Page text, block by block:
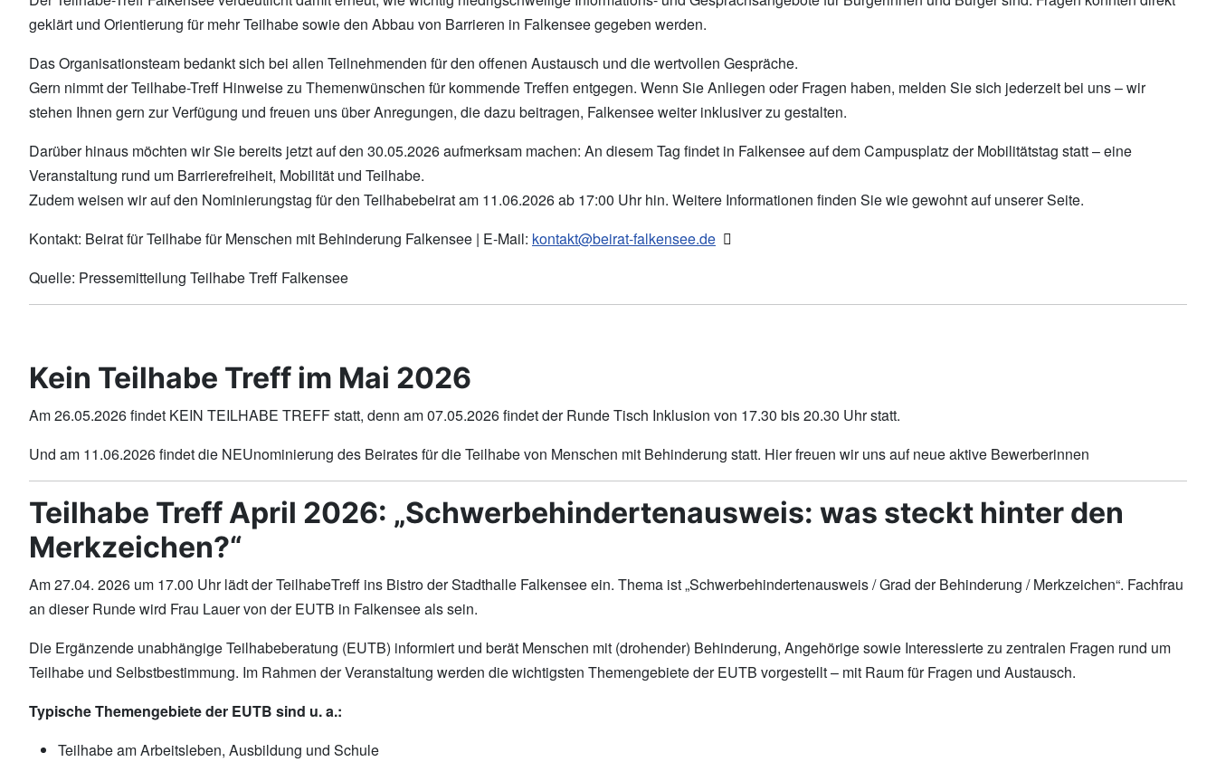
geklärt und Orientierung für mehr Teilhabe sowie den Abbau von Barrieren in Falkensee gegeben werden.
Das Organisationsteam bedankt sich bei allen Teilnehmenden für den offenen Austausch und die wertvollen Gespräche.
Gern nimmt der Teilhabe-Treff Hinweise zu Themenwünschen für kommende Treffen entgegen. Wenn Sie Anliegen oder Fragen haben, melden Sie sich jederzeit bei uns – wir
stehen Ihnen gern zur Verfügung und freuen uns über Anregungen, die dazu beitragen, Falkensee weiter inklusiver zu gestalten.
Darüber hinaus möchten wir Sie bereits jetzt auf den 30.05.2026 aufmerksam machen: An diesem Tag findet in Falkensee auf dem Campusplatz der Mobilitätstag statt – eine
Veranstaltung rund um Barrierefreiheit, Mobilität und Teilhabe.
Zudem weisen wir auf den Nominierungstag für den Teilhabebeirat am 11.06.2026 ab 17:00 Uhr hin. Weitere Informationen finden Sie wie gewohnt auf unserer Seite.
Kontakt: Beirat für Teilhabe für Menschen mit Behinderung Falkensee | E-Mail: kontakt@beirat-falkensee.de
Quelle: Pressemitteilung Teilhabe Treff Falkensee
Kein Teilhabe Treff im Mai 2026
Am 26.05.2026 findet KEIN TEILHABE TREFF statt, denn am 07.05.2026 findet der Runde Tisch Inklusion von 17.30 bis 20.30 Uhr statt.
Und am 11.06.2026 findet die NEUnominierung des Beirates für die Teilhabe von Menschen mit Behinderung statt. Hier freuen wir uns auf neue aktive Bewerberinnen
Teilhabe Treff April 2026: „Schwerbehindertenausweis: was steckt hinter den
Merkzeichen?“
Am 27.04. 2026 um 17.00 Uhr lädt der TeilhabeTreff ins Bistro der Stadthalle Falkensee ein. Thema ist „Schwerbehindertenausweis / Grad der Behinderung / Merkzeichen“. Fachfrau
an dieser Runde wird Frau Lauer von der EUTB in Falkensee als sein.
Die Ergänzende unabhängige Teilhabeberatung (EUTB) informiert und berät Menschen mit (drohender) Behinderung, Angehörige sowie Interessierte zu zentralen Fragen rund um
Teilhabe und Selbstbestimmung. Im Rahmen der Veranstaltung werden die wichtigsten Themengebiete der EUTB vorgestellt – mit Raum für Fragen und Austausch.
Typische Themengebiete der EUTB sind u. a.:
Teilhabe am Arbeitsleben, Ausbildung und Schule